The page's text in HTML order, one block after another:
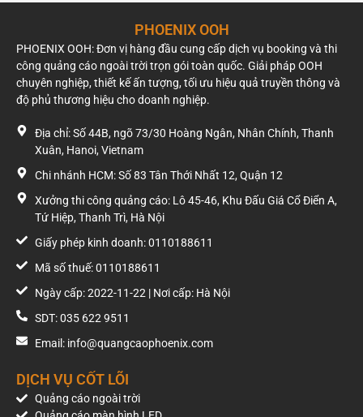
Chiến dịch roadshow bus 2 tầng cho game Zenless
Zone Zero
PHOENIX OOH
PHOENIX OOH: Đơn vị hàng đầu cung cấp dịch vụ booking và thi
công quảng cáo ngoài trời trọn gói toàn quốc. Giải pháp OOH
chuyên nghiệp, thiết kế ấn tượng, tối ưu hiệu quả truyền thông và
độ phủ thương hiệu cho doanh nghiệp.
Địa chỉ: Số 44B, ngõ 73/30 Hoàng Ngân, Nhân Chính, Thanh
Xuân, Hanoi, Vietnam
Chi nhánh HCM: Số 83 Tân Thới Nhất 12, Quận 12
Xưởng thi công quảng cáo: Lô 45-46, Khu Đấu Giá Cổ Điển A,
Tứ Hiệp, Thanh Trì, Hà Nội
Giấy phép kinh doanh: 0110188611
Mã số thuế: 0110188611
Ngày cấp: 2022-11-22 | Nơi cấp: Hà Nội
SDT: 035 622 9511
Email: info@quangcaophoenix.com
DỊCH VỤ CỐT LÕI
Quảng cáo ngoài trời